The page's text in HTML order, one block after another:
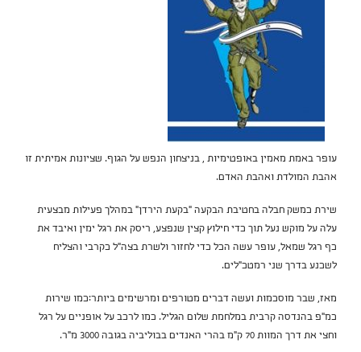
עופר באמת מאמין באופטימיות , בניצחון הנפש על הגוף. שציונות אמיתית זו
אהבת המולדת ואהבת האדם.
שירת כמשק חבלה בחטיבת הבקעה "בקעת הירדן" במהלך פעילות מבצעית
עלה על מוקש נעל תוך כדי חילוץ קצין שנפצע, ריסק את רגל ימין ואיבד את
כף רגל שמאל, עופר עשה הכל כדי לחזור ולשרת בצה"ל כקרבי והצליח
לשכנע בדרך שני רמטכ"לים.
מאז, שבר מוסכמות ועשה דברים מטורפים ומרשימים ביותר:כמו שירות
כמ"פ בהנדסה קרבית במלחמת שלום הגליל. כמו לרכב על אופניים על רגל
וחצי את דרך המוות 70 ק"מ בהרי האנדים בבוליביה בגובה 3000 מ"ר.